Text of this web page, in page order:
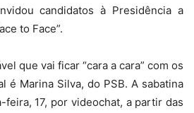
candidatos à Presidência a
to Face”.
que vai ficar “cara a cara” com os
é Marina Silva, do PSB. A sabatina
17, por videochat, a partir das